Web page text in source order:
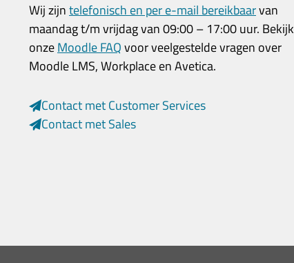
Wij zijntelefonisch en per e-mail bereikbaarvan
maandag t/m vrijdag van 09:00 – 17:00 uur. Bekijk
onzeMoodle FAQvoor veelgestelde vragen over
Moodle LMS, Workplace en Avetica.
Contact met Customer Services
Contact met Sales